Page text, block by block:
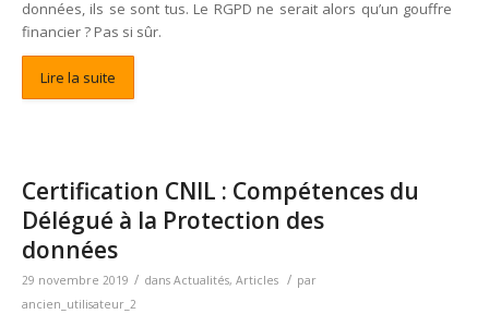
données, ils se sont tus. Le RGPD ne serait alors qu’un gouffre
financier ? Pas si sûr.
Lire la suite
Certification CNIL : Compétences du
Délégué à la Protection des
données
29 novembre 2019 / dans Actualités, Articles / par
ancien_utilisateur_2